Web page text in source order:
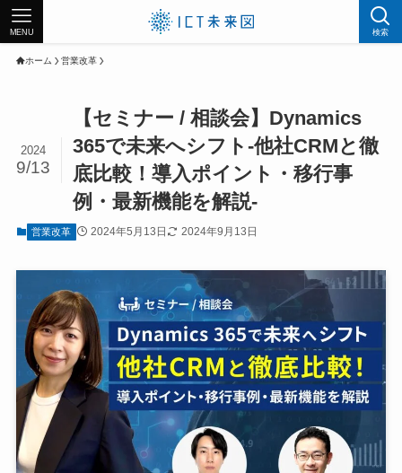
検索
MENU
ホーム 営業改革
【セミナー / 相談会】Dynamics
365で未来へシフト-他社CRMと徹
底比較！導入ポイント・移行事
例・最新機能を解説-
2024
9/13
営業改革 2024年5月13日 2024年9月13日